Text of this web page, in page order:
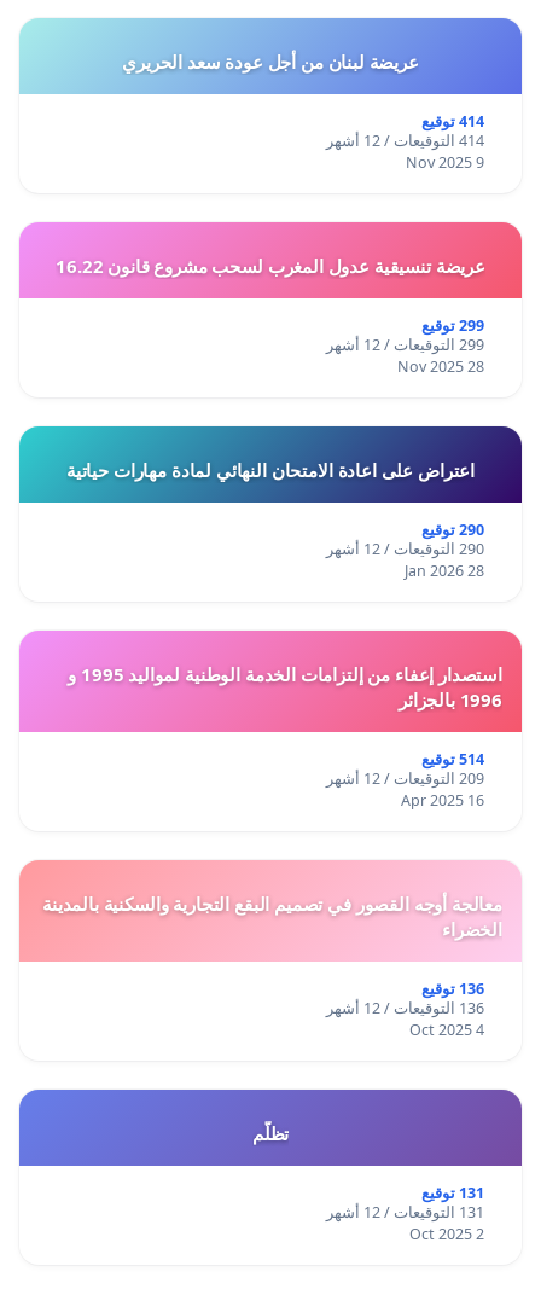
عريضة لبنان من أجل عودة سعد الحريري
414 توقيع
414 التوقيعات / 12 أشهر
9 Nov 2025
عريضة تنسيقية عدول المغرب لسحب مشروع قانون 16.22
299 توقيع
299 التوقيعات / 12 أشهر
28 Nov 2025
اعتراض على اعادة الامتحان النهائي لمادة مهارات حياتية
290 توقيع
290 التوقيعات / 12 أشهر
28 Jan 2026
استصدار إعفاء من إلتزامات الخدمة الوطنية لمواليد 1995 و
1996 بالجزائر
514 توقيع
209 التوقيعات / 12 أشهر
16 Apr 2025
معالجة أوجه القصور في تصميم البقع التجارية والسكنية بالمدينة
الخضراء
136 توقيع
136 التوقيعات / 12 أشهر
4 Oct 2025
تظلّم
131 توقيع
131 التوقيعات / 12 أشهر
2 Oct 2025